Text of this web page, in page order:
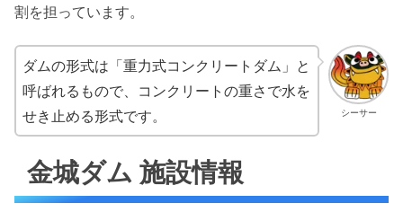
割を担っています。
シーサー
ダムの形式は「重力式コンクリートダム」と
呼ばれるもので、コンクリートの重さで水を
せき止める形式です。
金城ダム 施設情報